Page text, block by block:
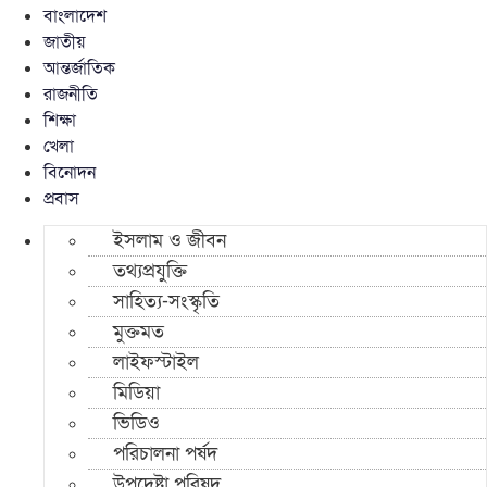
বাংলাদেশ
জাতীয়
আন্তর্জাতিক
রাজনীতি
শিক্ষা
খেলা
বিনোদন
প্রবাস
ইসলাম ও জীবন
তথ্যপ্রযুক্তি
সাহিত্য-সংস্কৃতি
মুক্তমত
লাইফস্টাইল
মিডিয়া
ভিডিও
পরিচালনা পর্ষদ